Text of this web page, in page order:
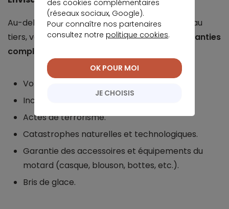
Au-delà des garanties de base de l'assurance au
tiers, vous êtes, en général couvert par les
garanties
complémentaires ou optionnelles
Vol et tentative de vol.
Incendie et explosion.
Actes de terrorisme.
Catastrophes naturelles et technologiques.
Garantie des accessoires et équipements du
motard (casque, blouson, bottes, etc.).
Bris de glace.
des cookies complémentaires
(réseaux sociaux, Google).
Pour connaître nos partenaires
consultez notre politique cookies.
JE CHOISIS
OK POUR MOI